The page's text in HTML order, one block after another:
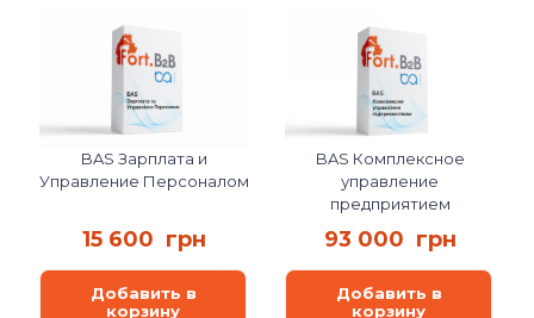
BAS Зарплата и
Управление Персоналом
15 600 грн
Добавить в
корзину
BAS Комплексное
управление
предприятием
93 000 грн
Добавить в
корзину